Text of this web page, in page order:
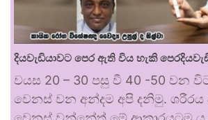
දියවැඩියාවට පෙර ඇති විය හැකි
වයස 20 – 30 පසු වී 40 -50 වන
වෙනස් වන අන්දම අපි දනිමු.